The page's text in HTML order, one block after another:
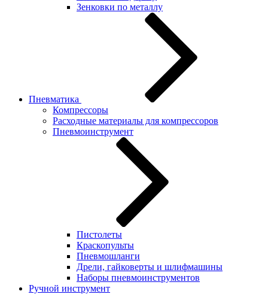
Зенковки по металлу
Пневматика
Компрессоры
Расходные материалы для компрессоров
Пневмоинструмент
Пистолеты
Краскопульты
Пневмошланги
Дрели, гайковерты и шлифмашины
Наборы пневмоинструментов
Ручной инструмент